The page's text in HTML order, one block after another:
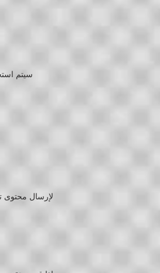
سيتم
لإرسال محتوى